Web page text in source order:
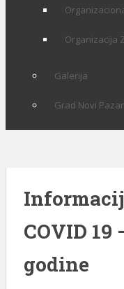
Organizacija
Galerija
Grad Novi
COVID 19
godine